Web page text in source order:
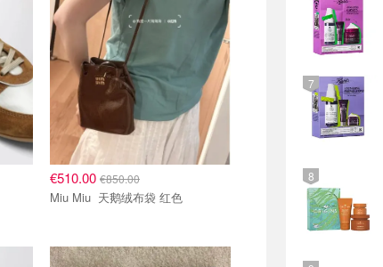
€510.00 €850.00
Miu Miu 天鹅绒布袋 红色